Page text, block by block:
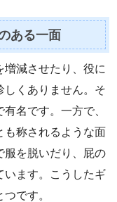
ある一面
減させたり、役に
しくありません。そ
名です。一方で、
も称されるような面
服を脱いだり、屁の
います。こうしたギ
です。